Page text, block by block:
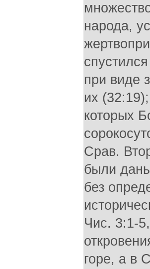
народа,
при виде
их
которых
Срав.
были
без
Чис. 3:1-
горе, а в